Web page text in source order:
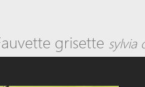
grisette sylvia